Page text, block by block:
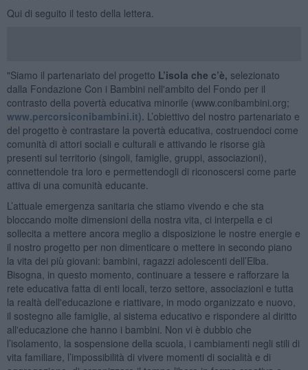
Qui di seguito il testo della lettera.
"Siamo il partenariato del progetto L’isola che c’è, selezionato
dalla Fondazione Con i Bambini nell'ambito del Fondo per il
contrasto della povertà educativa minorile (www.conibambini.org;
www.percorsiconibambini.it). L’obiettivo del nostro partenariato e
del progetto è contrastare la povertà educativa, costruendoci come
comunità di attori sociali e culturali e attivando le risorse già
presenti sul territorio (singoli, famiglie, gruppi, associazioni),
connettendole tra loro e permettendogli di riconoscersi come parte
attiva di una comunità educante.
L’attuale emergenza sanitaria che stiamo vivendo e che sta
bloccando molte dimensioni della nostra vita, ci interpella e ci
sollecita a mettere ancora meglio a disposizione le nostre energie e
il nostro progetto per non dimenticare o mettere in secondo piano
la vita dei più giovani: bambini, ragazzi adolescenti dell’Elba.
Bisogna, in questo momento, continuare a tessere e rafforzare la
rete educativa fatta di enti locali, terzo settore, associazioni e tutta
la realtà dell'educazione e riattivare, in modo organizzato e nuovo,
il sostegno alle famiglie, al sistema educativo e rispondere al diritto
all'educazione che hanno i bambini. Non vi è dubbio che
l’isolamento, la sospensione della scuola, i cambiamenti negli stili di
vita familiare, l’impossibilità di vivere momenti di socialità e di